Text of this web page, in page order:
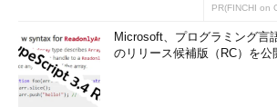
PR(FINCHI on
Microsoft、プログラミング言
のリリース候補版（RC）を公